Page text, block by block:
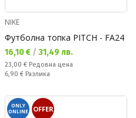
NIKE
Футболна топка PITCH - FA24
Текуща цена:
16,10 € / 31,49 лв.
Редовна цена:
23,00 € Редовна цена
Спестявате:
6,90 € Разлика
ONLY
ONLINE
OFFER